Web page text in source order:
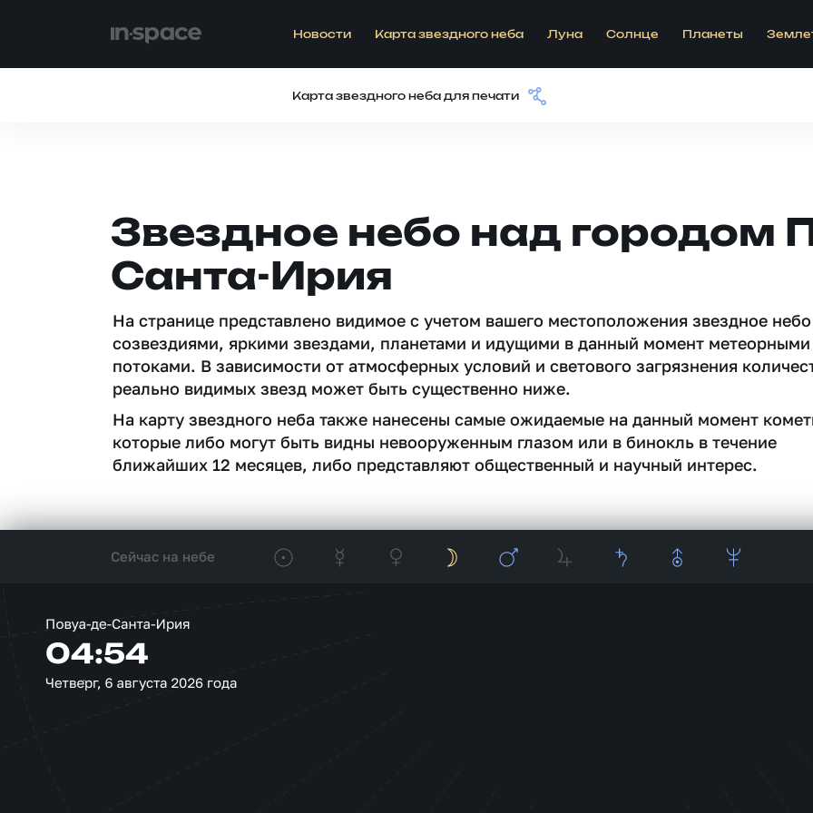
Новости Карта звездного неба Луна Солнце Планеты
Карта звездного неба для печати
Звездное небо над городом
Санта-Ирия
На странице представлено видимое c учетом вашего местоположения звездное
созвездиями, яркими звездами, планетами и идущими в данный момент метеорными
потоками. В зависимости от атмосферных условий и светового загрязнения
реально видимых звезд может быть существенно ниже.
На карту звездного неба также нанесены самые ожидаемые на данный момент
которые либо могут быть видны невооруженным глазом или в бинокль в течение
ближайших 12 месяцев, либо представляют общественный и научный интерес.
Сейчас на небе